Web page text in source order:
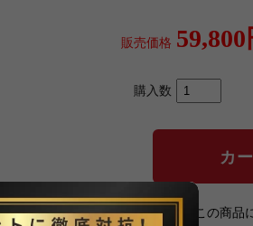
販売価格
購入数
» この商品